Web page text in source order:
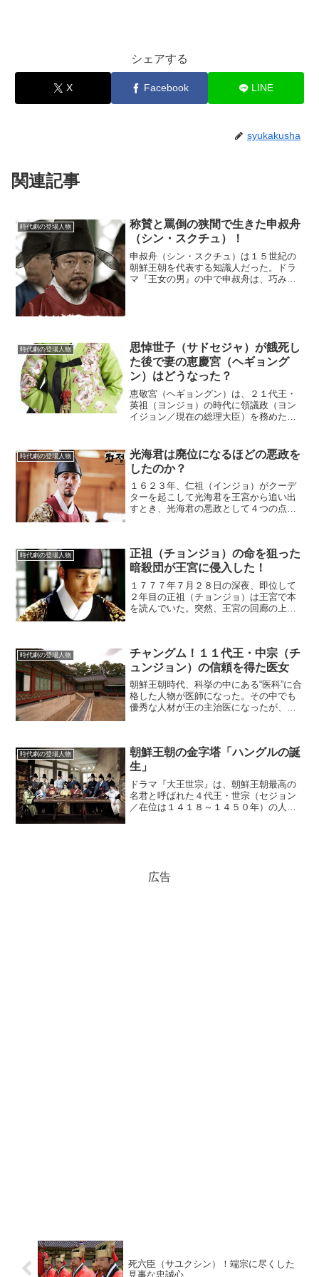
シェアする
X Facebook LINE
syukakusha
関連記事
時代劇の登場人物
称賛と罵倒の狭間で生きた申叔舟
（シン・スクチュ）！
申叔舟（シン・スクチュ）は１５世紀の
朝鮮王朝を代表する知識人だった。ドラ
マ『王女の男』の中で申叔舟は、巧みな
時代劇の登場人物
思悼世子（サドセジャ）が餓死し
た後で妻の恵慶宮（ヘギョング
ン）はどうなった？
恵敬宮（ヘギョングン）は、２１代王・
英祖（ヨンジョ）の時代に領議政（ヨン
イジョン／現在の総理大臣）を務めた洪
てどのように過ごしたのか。陥れられた
思悼世子朝鮮王朝時代の王...
時代劇の登場人物
光海君は廃位になるほどの悪政を
したのか？
１６２３年、仁祖（インジョ）がクーデ
ターを起こして光海君を王宮から追い出
すとき、光海君の悪政として４つの点を
時代劇の登場人物
正祖（チョンジョ）の命を狙った
暗殺団が王宮に侵入した！
１７７７年７月２８日の深夜、即位して
２年目の正祖（チョンジョ）は王宮で本
を読んでいた。突然、王宮の回廊の上か
(adsbygoogle = wi...
時代劇の登場人物
チャングム！１１代王・中宗（チ
ュンジョン）の信頼を得た医女
朝鮮王朝時代、科挙の中にある“医科”に合
格した人物が医師になった。その中でも
優秀な人材が王の主治医になったが、そ
時代劇の登場人物
朝鮮王朝の金字塔「ハングルの誕
生」
ドラマ『大王世宗』は、朝鮮王朝最高の
名君と呼ばれた４代王・世宗（セジョン
／在位は１４１８～１４５０年）の人間
広告
死六臣（サユクシン）！端宗に尽くした
見事な忠誠心